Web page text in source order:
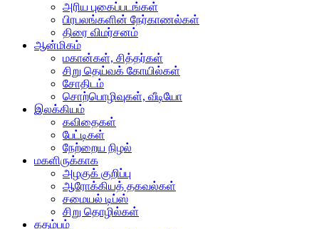
அரிய புகைப்படங்கள்
பிரபலங்களின் நேர்காணல்கள்
திரை விமர்சனம்
ஆன்மிகம்
மகான்கள், சித்தர்கள்
சிறு தெய்வக் கோயில்கள்
சோதிடம்
சொற்பொழிவுகள், வீடியோ
இலக்கியம்
கவிதைகள்
பேட்டிகள்
நேற்றைய நிழல்
மகளிருக்காக
அழகுக் குறிப்பு
ஆரோக்கியத் தகவல்கள்
சமையல் டிப்ஸ்
சிறு தொழில்கள்
கதம்பம்